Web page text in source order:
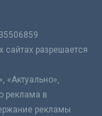
разрешается
«Актуально»,
реклама в
рекламы